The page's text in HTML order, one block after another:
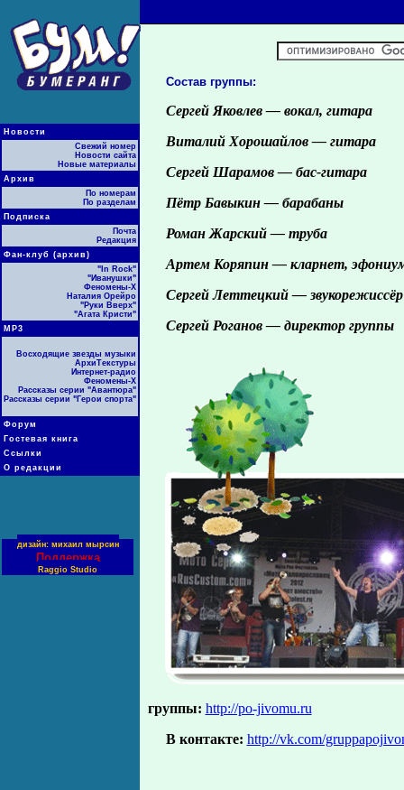
Новости
Свежий номер
Новости сайта
Новые материалы
Архив
По номерам
По разделам
Подписка
Почта
Редакция
Фан-клуб (архив)
"In Rock"
"Иванушки"
Феномены-Х
Наталия Орейро
"Руки Вверх"
"Агата Кристи"
МР3
Восходящие звезды музыки
АрхиТекстуры
Интернет-радио
Феномены-Х
Рассказы серии "Авантюра"
Рассказы серии "Герои спорта"
Форум
Гостевая книга
Ссылки
О редакции
дизайн: михаил мырсин
Поддержка
Raggio Studio
Состав группы:
Сергей Яковлев — вокал, гитара
Виталий Хорошайлов — гитара
Сергей Шарамов — бас-гитара
Пётр Бавыкин — барабаны
Роман Жарский — труба
Артем Коряпин — кларнет,
Сергей Леттецкий —
Сергей Роганов — директор группы
группы: http://po-jivomu.ru
В контакте: http://vk.com/